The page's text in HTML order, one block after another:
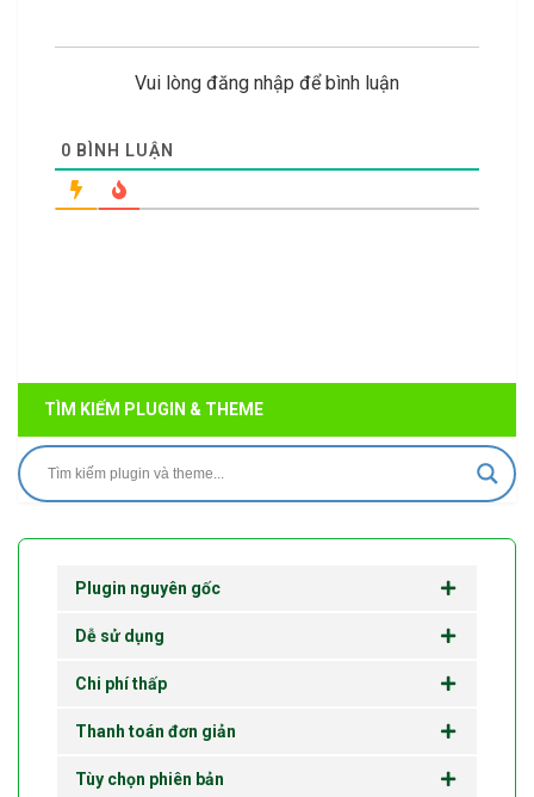
Vui lòng đăng nhập để bình luận
0 BÌNH LUẬN
TÌM KIẾM PLUGIN & THEME
Plugin nguyên gốc
Dễ sử dụng
Chi phí thấp
Thanh toán đơn giản
Tùy chọn phiên bản